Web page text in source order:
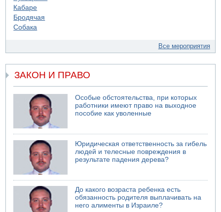
Все мероприятия
ЗАКОН И ПРАВО
Особые обстоятельства, при которых
работники имеют право на выходное
пособие как уволенные
Юридическая ответственность за гибель
людей и телесные повреждения в
результате падения дерева?
До какого возраста ребенка есть
обязанность родителя выплачивать на
него алименты в Израиле?